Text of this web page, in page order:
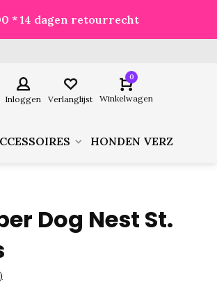
* 14 dagen retourrecht
Inloggen Verlanglijst
0
Winkelwagen
HONDEN
Dog Nest St.